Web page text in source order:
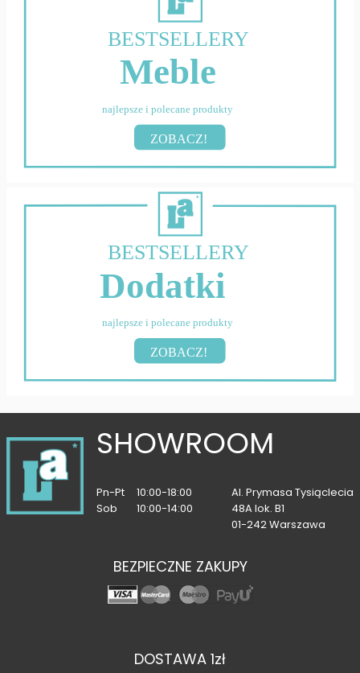
BESTSELLERY
Meble
najlepsze i polecane produkty
ZOBACZ!
BESTSELLERY
Dodatki
najlepsze i polecane produkty
ZOBACZ!
SHOWROOM
Pn-Pt
10:00-18:00
Sob
10:00-14:00
Al. Prymasa Tysiąclecia
48A lok. B1
01-242 Warszawa
BEZPIECZNE ZAKUPY
DOSTAWA 1zł